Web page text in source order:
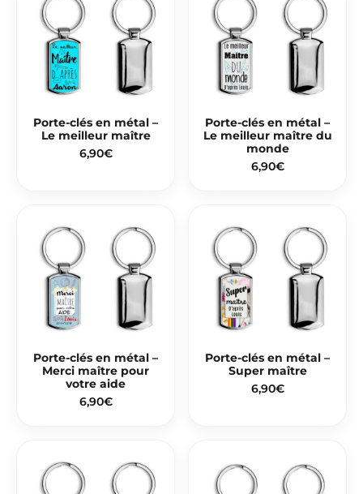
Porte-clés en métal –
Le meilleur maître
6,90€
Porte-clés en métal –
Le meilleur maître du
monde
6,90€
Porte-clés en métal –
Merci maître pour
votre aide
6,90€
Porte-clés en métal –
Super maître
6,90€